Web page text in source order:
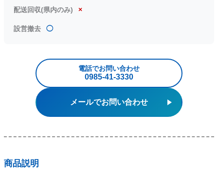
配送回収(県内のみ) ×
設営撤去 ◯
電話でお問い合わせ
0985‐41‐3330
メールでお問い合わせ
商品説明